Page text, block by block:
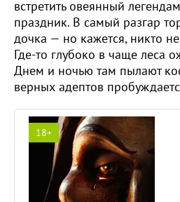
встретить овеянный
праздник. В самый разгар
дочка — но кажется, никто
Где-то глубоко в чаще леса
Днем и ночью там пылают
верных адептов
18+